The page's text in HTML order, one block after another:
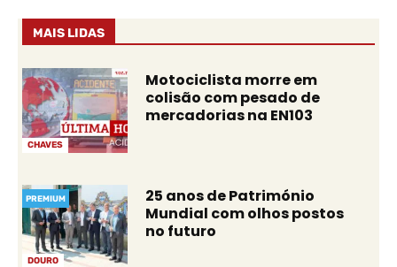
MAIS LIDAS
CHAVES
Motociclista morre em
colisão com pesado de
mercadorias na EN103
DOURO
PREMIUM
25 anos de Património
Mundial com olhos postos
no futuro